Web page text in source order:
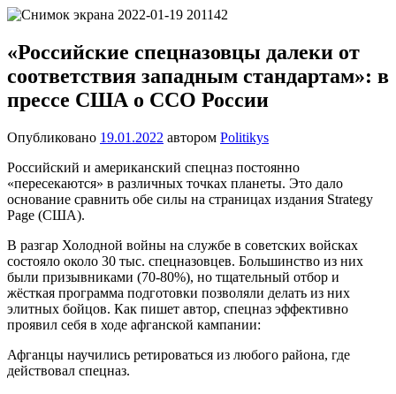
Перейти
содержимому
один
сайт
на
«Российские спецназовцы далеки от
соответствия западным стандартам»: в
прессе США о ССО России
Опубликовано 19.01.2022 автором Politikys
Российский и американский спецназ постоянно
«пересекаются» в различных точках планеты. Это дало
основание сравнить обе силы на страницах издания Strategy
Page (США).
В разгар Холодной войны на службе в советских войсках
состояло около 30 тыс. спецназовцев. Большинство из них
были призывниками (70-80%), но тщательный отбор и
жёсткая программа подготовки позволяли делать из них
элитных бойцов. Как пишет автор, спецназ эффективно
проявил себя в ходе афганской кампании:
Афганцы научились ретироваться из любого района, где
действовал спецназ.